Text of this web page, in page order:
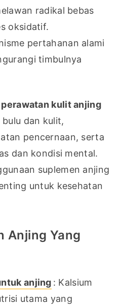
radikal bebas
oksidatif.
pertahanan alami
timbulnya
kulit anjing
dan kulit,
pencernaan, serta
dan kondisi mental.
suplemen anjing
untuk kesehatan
Anjing Yang
anjing : Kalsium
utama yang